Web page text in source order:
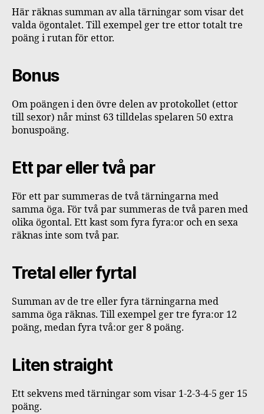
Här räknas summan av alla tärningar som visar det
valda ögontalet. Till exempel ger tre ettor totalt tre
poäng i rutan för ettor.
Bonus
Om poängen i den övre delen av protokollet (ettor
till sexor) når minst 63 tilldelas spelaren 50 extra
bonuspoäng.
Ett par eller två par
För ett par summeras de två tärningarna med
samma öga. För två par summeras de två paren med
olika ögontal. Ett kast som fyra fyra:or och en sexa
räknas inte som två par.
Tretal eller fyrtal
Summan av de tre eller fyra tärningarna med
samma öga räknas. Till exempel ger tre fyra:or 12
poäng, medan fyra två:or ger 8 poäng.
Liten straight
Ett sekvens med tärningar som visar 1-2-3-4-5 ger 15
poäng.